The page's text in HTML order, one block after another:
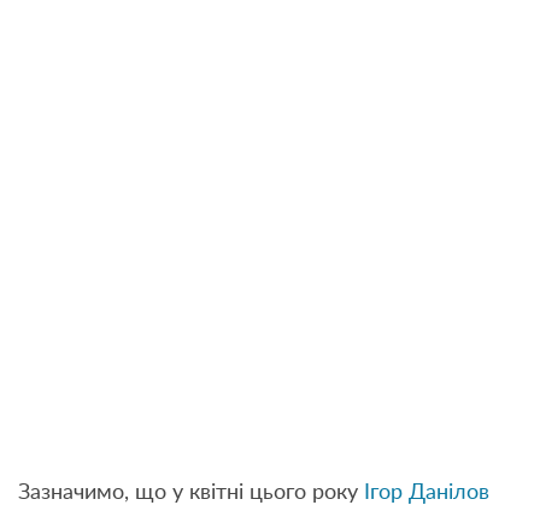
Зазначимо, що у квітні цього року
Ігор Данілов